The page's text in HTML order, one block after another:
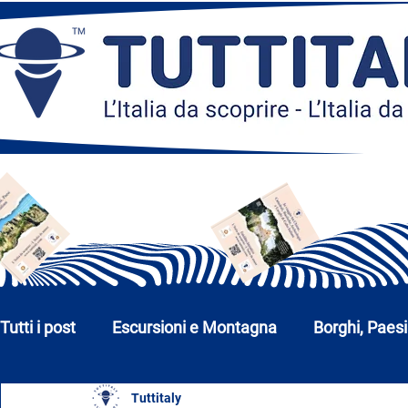
Tutti i post Escursioni e Montagna Borghi,
Chiese, Monumenti e Musei
Tuttitaly